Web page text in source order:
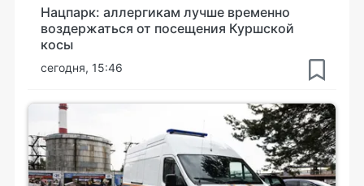
Нацпарк: аллергикам лучше временно
воздержаться от посещения Куршской
косы
сегодня, 15:46